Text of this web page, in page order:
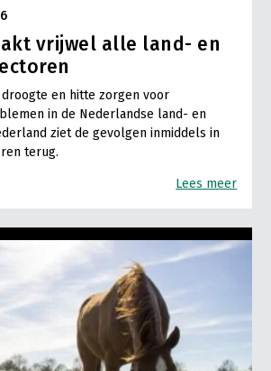
vrijwel alle land- en
droogte en hitte zorgen voor
in de Nederlandse land- en
ziet de gevolgen inmiddels in
terug.
Lees meer